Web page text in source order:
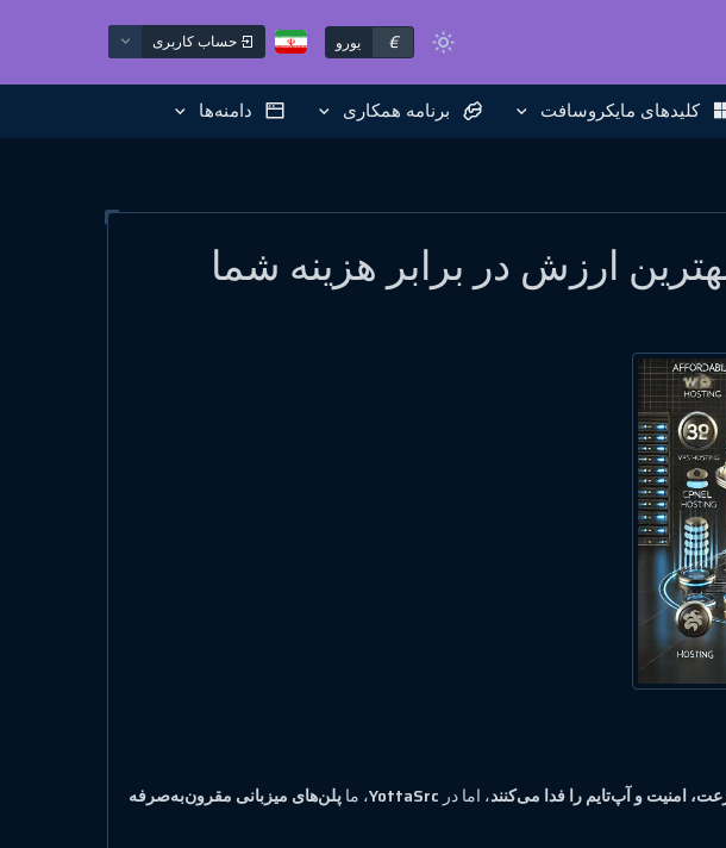
€ یورو حساب کاربری
کلیدهای مایکروسافت برنامه همکاری دامنه‌ها
ارزش در برابر هزینه شما
امنیت و آپ‌تایم را فدا می‌کنند، اما در YottaSrc، ماپلن‌های میزبانی مقرون‌به‌صرفه